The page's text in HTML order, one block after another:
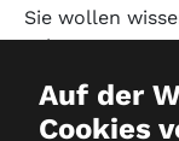
Auf der
Cookies
Sie wollen
geht es zum